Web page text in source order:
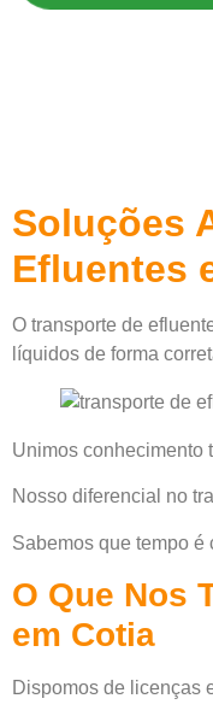
Soluções
Efluentes
O transporte de
líquidos de forma
Unimos conhecimento
Nosso diferencial no
Sabemos que tempo é
O Que Nos
em Cotia
Dispomos de licenças